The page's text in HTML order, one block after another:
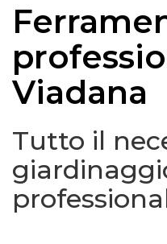
Viadana
Tutto il